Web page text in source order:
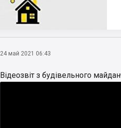
24 май 2021 06:43
Відеозвіт з будівельного